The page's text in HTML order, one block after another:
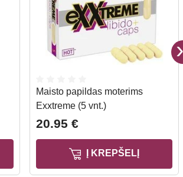
Maisto papildas moterims
Exxtreme (5 vnt.)
20.95 €
Į KREPŠELĮ